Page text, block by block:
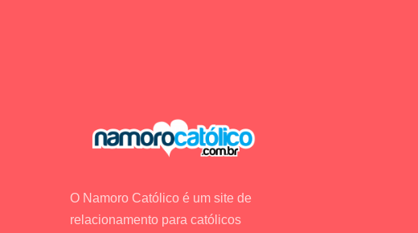
O Namoro Católico é um site de
relacionamento para católicos